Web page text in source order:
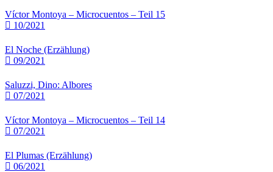
Víctor Montoya – Microcuentos – Teil 15
10/2021
El Noche (Erzählung)
09/2021
Saluzzi, Dino: Albores
07/2021
Víctor Montoya – Microcuentos – Teil 14
07/2021
El Plumas (Erzählung)
06/2021